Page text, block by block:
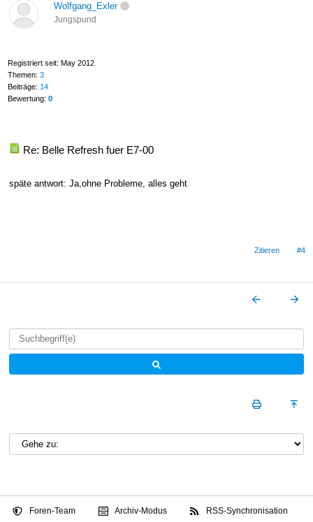
Wolfgang_Exler
Jungspund
Registriert seit: May 2012
Themen: 3
Beiträge: 14
Bewertung: 0
Re: Belle Refresh fuer E7-00
späte antwort: Ja,ohne Probleme, alles geht
Zitieren #4
Foren-Team Archiv-Modus RSS-Synchronisation